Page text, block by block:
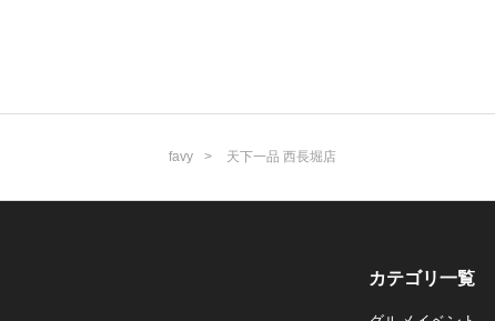
favy 天下一品 西長堀店
カテゴリ一覧